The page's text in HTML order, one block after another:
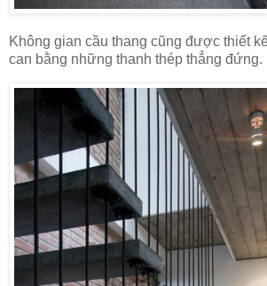
Không gian cầu thang cũng được thiết
can bằng những thanh thép thẳng đứng.